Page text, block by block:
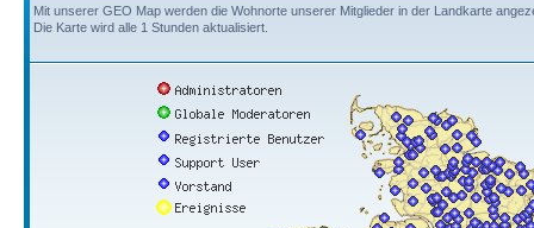
Mit unserer GEO Map werden die Wohnorte unserer Mitglieder in der Landkarte
Die Karte wird alle 1 Stunden aktualisiert.